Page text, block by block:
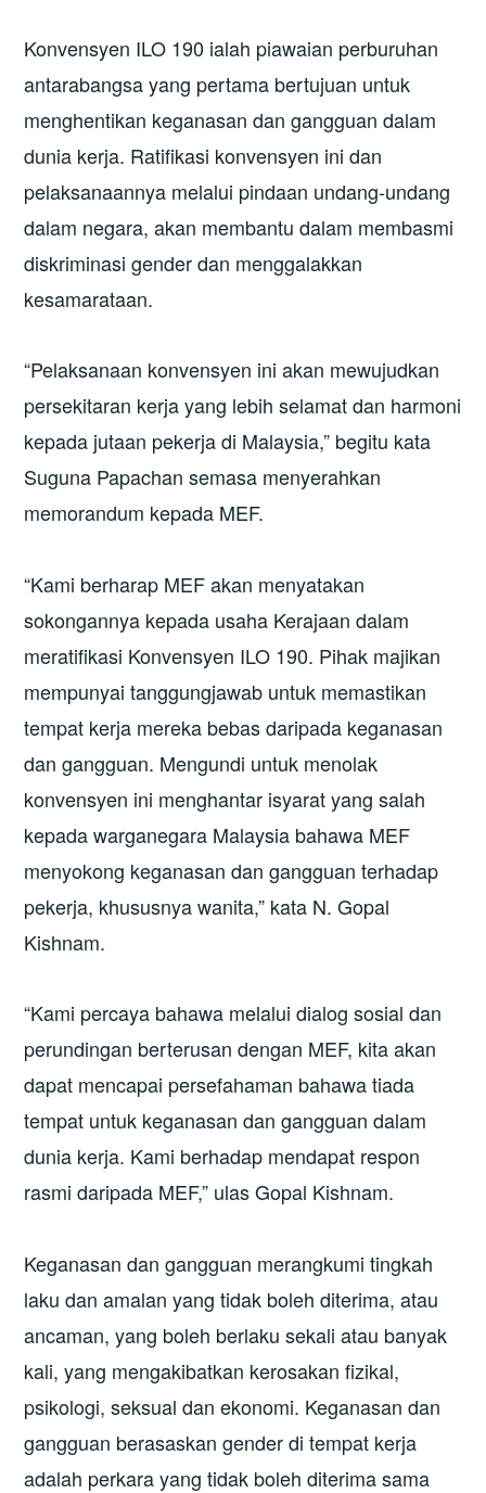
Konvensyen ILO 190 ialah piawaian perburuhan
antarabangsa yang pertama bertujuan untuk
menghentikan keganasan dan gangguan dalam
dunia kerja. Ratifikasi konvensyen ini dan
pelaksanaannya melalui pindaan undang-undang
dalam negara, akan membantu dalam membasmi
diskriminasi gender dan menggalakkan
kesamarataan.
“Pelaksanaan konvensyen ini akan mewujudkan
persekitaran kerja yang lebih selamat dan harmoni
kepada jutaan pekerja di Malaysia,” begitu kata
Suguna Papachan semasa menyerahkan
memorandum kepada MEF.
“Kami berharap MEF akan menyatakan
sokongannya kepada usaha Kerajaan dalam
meratifikasi Konvensyen ILO 190. Pihak majikan
mempunyai tanggungjawab untuk memastikan
tempat kerja mereka bebas daripada keganasan
dan gangguan. Mengundi untuk menolak
konvensyen ini menghantar isyarat yang salah
kepada warganegara Malaysia bahawa MEF
menyokong keganasan dan gangguan terhadap
pekerja, khususnya wanita,” kata N. Gopal
Kishnam.
“Kami percaya bahawa melalui dialog sosial dan
perundingan berterusan dengan MEF, kita akan
dapat mencapai persefahaman bahawa tiada
tempat untuk keganasan dan gangguan dalam
dunia kerja. Kami berhadap mendapat respon
rasmi daripada MEF,” ulas Gopal Kishnam.
Keganasan dan gangguan merangkumi tingkah
laku dan amalan yang tidak boleh diterima, atau
ancaman, yang boleh berlaku sekali atau banyak
kali, yang mengakibatkan kerosakan fizikal,
psikologi, seksual dan ekonomi. Keganasan dan
gangguan berasaskan gender di tempat kerja
adalah perkara yang tidak boleh diterima sama